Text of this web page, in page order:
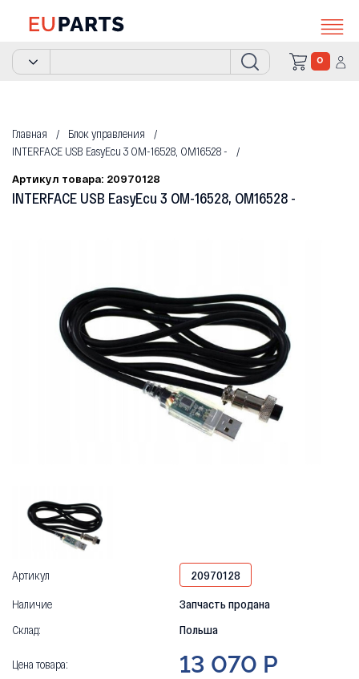
0
Главная
Блок управления
INTERFACE USB EasyEcu 3 OM-16528, OM16528 -
Артикул товара: 20970128
INTERFACE USB EasyEcu 3 OM-16528, OM16528 -
Артикул
20970128
Наличие
Запчасть продана
Склад:
Польша
Цена товара: 13 070 Р